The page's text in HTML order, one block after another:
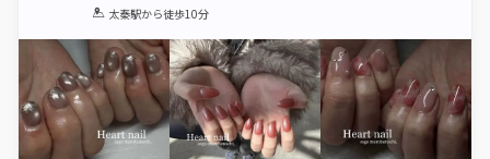
1 2 3 4 5
太秦駅から徒歩10分